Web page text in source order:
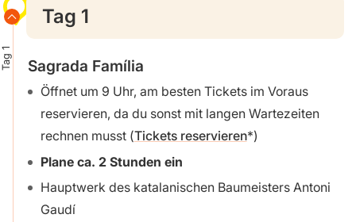
Tag 1
Tag 1
Sagrada Família
Öffnet um 9 Uhr, am besten Tickets im Voraus
reservieren, da du sonst mit langen Wartezeiten
rechnen musst (Tickets reservieren )
Plane ca. 2 Stunden ein
Hauptwerk des katalanischen Baumeisters Antoni
Gaudí